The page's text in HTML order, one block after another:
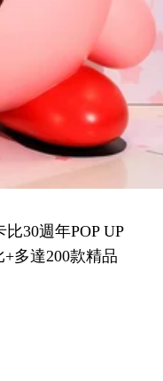
比30週年POP UP
多達200款精品